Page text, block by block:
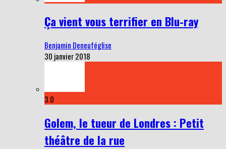
Ça vient vous terrifier en Blu-ray
Benjamin Deneuféglise
30 janvier 2018
3.0
Golem, le tueur de Londres : Petit
théâtre de la rue